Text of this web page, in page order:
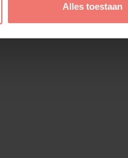
Alles toestaan